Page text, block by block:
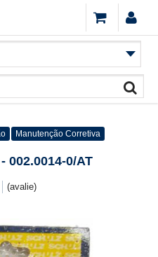
Manutenção Corretiva
002.0014-0/AT
(avalie)